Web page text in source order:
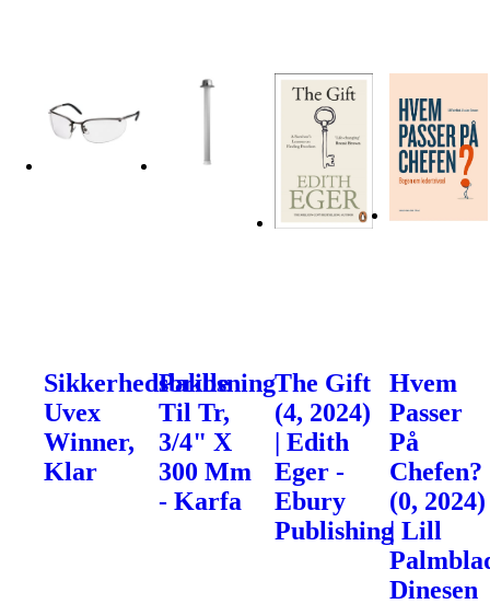
Sikkerhedsbrille
Uvex
Winner,
Klar
Pakbsning
Til Tr,
3/4" X
300 Mm
- Karfa
The Gift
(4, 2024)
| Edith
Eger -
Ebury
Publishing
Hvem
Passer
På
Chefen?
(0, 2024)
| Lill
Dinesen